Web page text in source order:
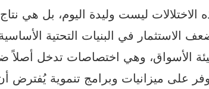
ليست وليدة اليوم، بل هي
الاستثمار في البنيات التحتية
الأسواق، وهي اختصاصات تدخل
تتوفر على ميزانيات وبرامج تنموية يُفترض